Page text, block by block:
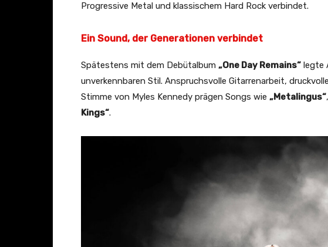
O
f
V
Progressive Metal und klassischem Hard Rock verbindet.
Ein Sound, der Generationen verbindet
Spätestens mit dem Debütalbum „One Day Remains“ legte
unverkennbaren Stil. Anspruchsvolle Gitarrenarbeit,
Stimme von Myles Kennedy prägen Songs wie „Metalingus“,
Kings“.